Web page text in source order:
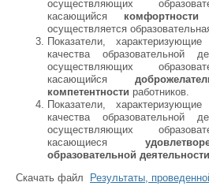
осуществляющих
касающийся комфортности
осуществляется
Показатели,
качества образовательной
осуществляющих
касающийся
компетентности работников.
Показатели,
качества образовательной
осуществляющих
касающиеся
образовательной деятельности
Скачать файл
Результаты,